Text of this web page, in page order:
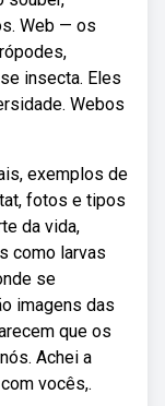
Web — os
insecta. Eles
Webos
exemplos de
fotos e tipos
da vida,
como larvas
se
imagens das
que os
Achei a
vocês,.